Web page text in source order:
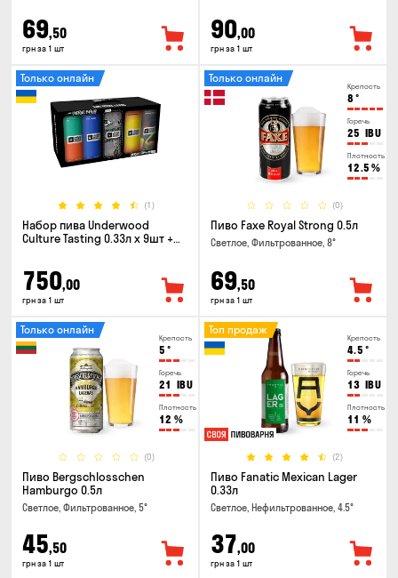
69,50
грн за 1 шт
90,00
грн за 1 шт
(1)
Только онлайн
Набор пива Underwood
Culture Tasting 0.33л x 9шт +
750,00
грн за 1 шт
Крепость
8 °
Горечь
25 IBU
Плотность
12.5 %
(0)
Только онлайн
Пиво Faxe Royal Strong 0.5л
Светлое, Фильтрованное, 8°
69,50
грн за 1 шт
Крепость
5 °
Горечь
21 IBU
Плотность
12 %
(0)
Только онлайн
Пиво Bergschlosschen
Hamburgo 0.5л
Светлое, Фильтрованное, 5°
45,50
грн за 1 шт
Крепость
4.5 °
Горечь
13 IBU
Плотность
11 %
(2)
Топ продаж
Пиво Fanatic Mexican Lager
0.33л
Светлое, Нефильтрованное, 4.5°
37,00
грн за 1 шт